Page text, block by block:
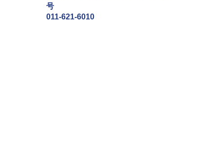
号
011-621-6010